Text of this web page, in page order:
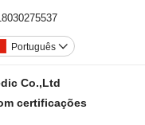
Português 
Co.,Ltd
certificações